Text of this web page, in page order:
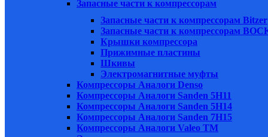
Запасные части к компрессорам
Запасные части к компрессорам Bitzer
Запасные части к компрессорам
Крышки компрессора
Прижимные пластины
Шкивы
Электромагнитные муфты
Компрессоры Аналоги Denso
Компрессоры Аналоги Sanden 5H11
Компрессоры Аналоги Sanden 5H14
Компрессоры Аналоги Sanden 7H15
Компрессоры Аналоги Valeo ТМ